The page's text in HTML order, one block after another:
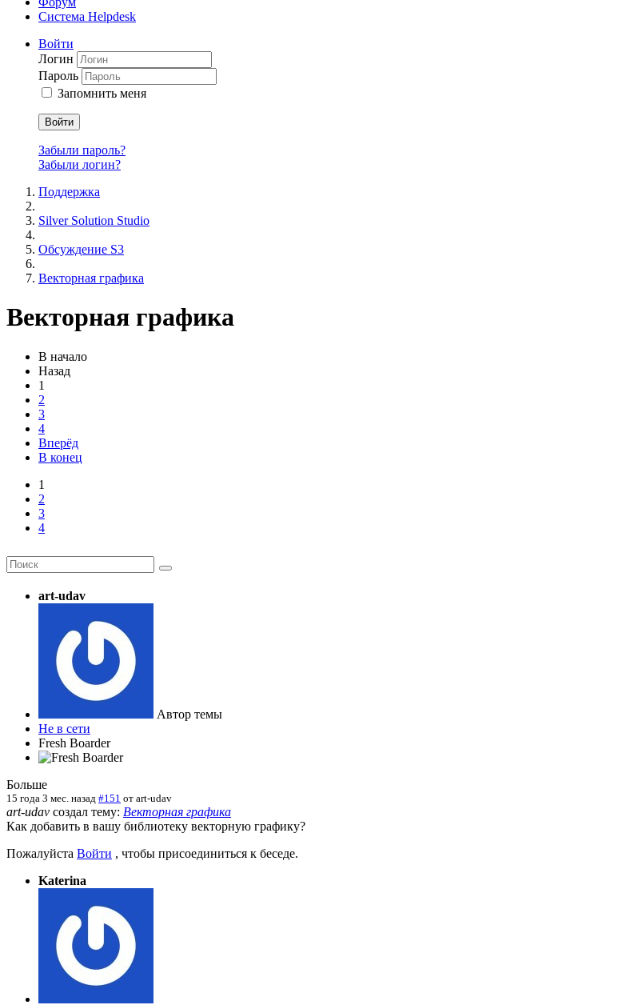
Система Helpdesk
Войти
Логин
Пароль
Запомнить меня
Войти
Забыли пароль?
Забыли логин?
Поддержка
Silver Solution Studio
Обсуждение S3
Векторная графика
Векторная графика
В начало
Назад
1
2
3
4
Вперёд
В конец
1
2
3
4
art-udav
Автор темы
Не в сети
Fresh Boarder
Больше
15 года 3 мес. назад #151 от art-udav
art-udav создал тему: Векторная графика
Как добавить в вашу библиотеку векторную графику?
Пожалуйста Войти , чтобы присоединиться к беседе.
Katerina